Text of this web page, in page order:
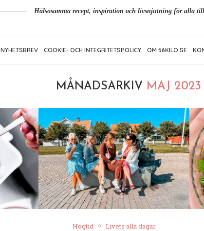
Hälsosamma recept, inspiration och livsnjutning för alla
NYHETSBREV COOKIE- OCH INTEGRITETSPOLICY OM 56KILO.SE
MÅNADSARKIV MAJ 2023
Högtid Livets alla dagar